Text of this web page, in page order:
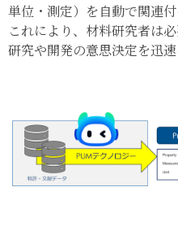
単位・測定）を自動で関連付
これにより、材料研究者は
研究や開発の意思決定を迅速